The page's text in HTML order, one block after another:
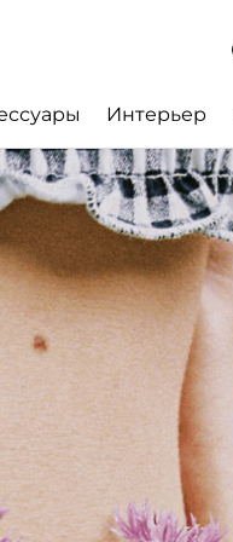
Интерьер